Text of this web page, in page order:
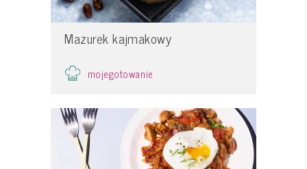
Mazurek kajmakowy
mojegotowanie